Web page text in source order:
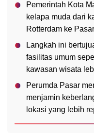
Pemerintah Kota
kelapa muda dari
Rotterdam ke
Langkah ini
fasilitas umum
kawasan wisata
Perumda Pasar
menjamin
lokasi yang lebih